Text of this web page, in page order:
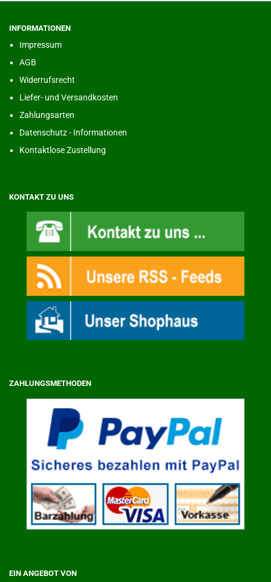
INFORMATIONEN
Impressum
AGB
Widerrufsrecht
Liefer- und Versandkosten
Zahlungsarten
Datenschutz - Informationen
Kontaktlose Zustellung
KONTAKT ZU UNS
ZAHLUNGSMETHODEN
EIN ANGEBOT VON